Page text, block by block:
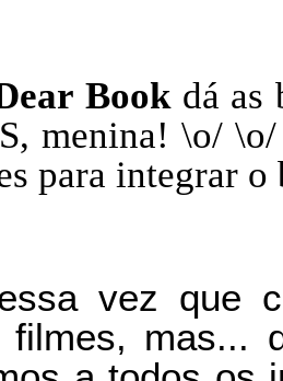
Book dá as
menina! \o/ \o/
para integrar
vez que
filmes, mas...